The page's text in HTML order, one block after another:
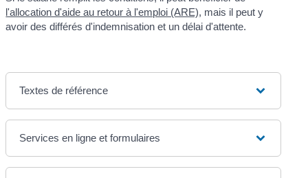
l'allocation d'aide au retour à l'emploi (ARE), mais il peut y
avoir des différés d'indemnisation et un délai d'attente.
Textes de référence
Services en ligne et formulaires